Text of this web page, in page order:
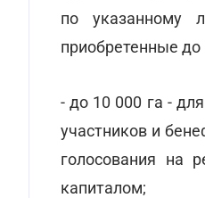
по указанному
приобретенные
- до 10 000 га -
участников и
голосования на
капиталом;